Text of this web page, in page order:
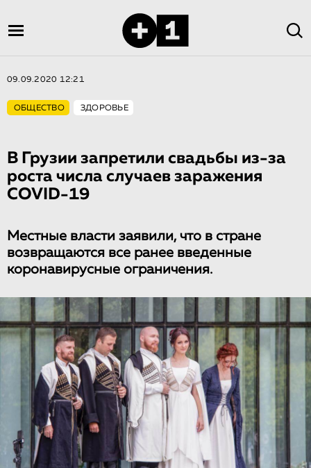
09.09.2020 12:21
ОБЩЕСТВО ЗДОРОВЬЕ
В Грузии запретили свадьбы из-за
роста числа случаев заражения
COVID-19
Местные власти заявили, что в стране
возвращаются все ранее введенные
коронавирусные ограничения.